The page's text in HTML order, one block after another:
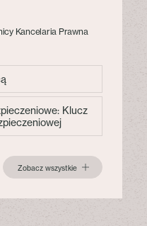
Kancelaria Prawna
Klucz
Zobacz wszystkie